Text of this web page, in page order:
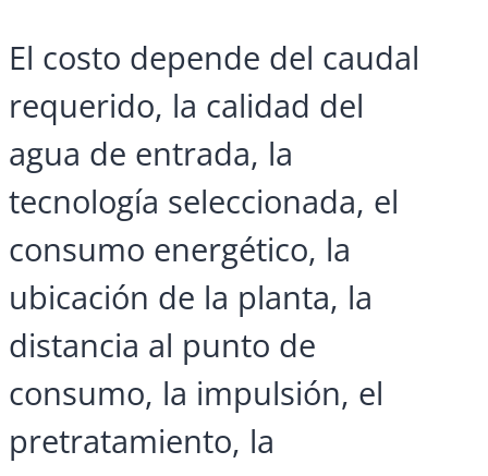
El costo depende del caudal
requerido, la calidad del
agua de entrada, la
tecnología seleccionada, el
consumo energético, la
ubicación de la planta, la
distancia al punto de
consumo, la impulsión, el
pretratamiento, la